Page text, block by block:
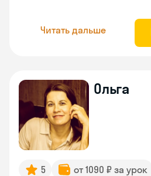
Читать дальше
Ольга
5 от 1090 ₽ за урок